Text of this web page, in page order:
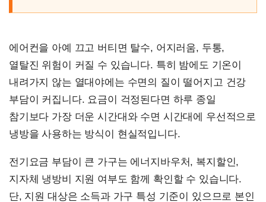
에어컨을 아예 끄고 버티면 탈수, 어지러움, 두통,
열탈진 위험이 커질 수 있습니다. 특히 밤에도 기온이
내려가지 않는 열대야에는 수면의 질이 떨어지고 건강
부담이 커집니다. 요금이 걱정된다면 하루 종일
참기보다 가장 더운 시간대와 수면 시간대에 우선적으로
냉방을 사용하는 방식이 현실적입니다.
전기요금 부담이 큰 가구는 에너지바우처, 복지할인,
지자체 냉방비 지원 여부도 함께 확인할 수 있습니다.
단, 지원 대상은 소득과 가구 특성 기준이 있으므로 본인